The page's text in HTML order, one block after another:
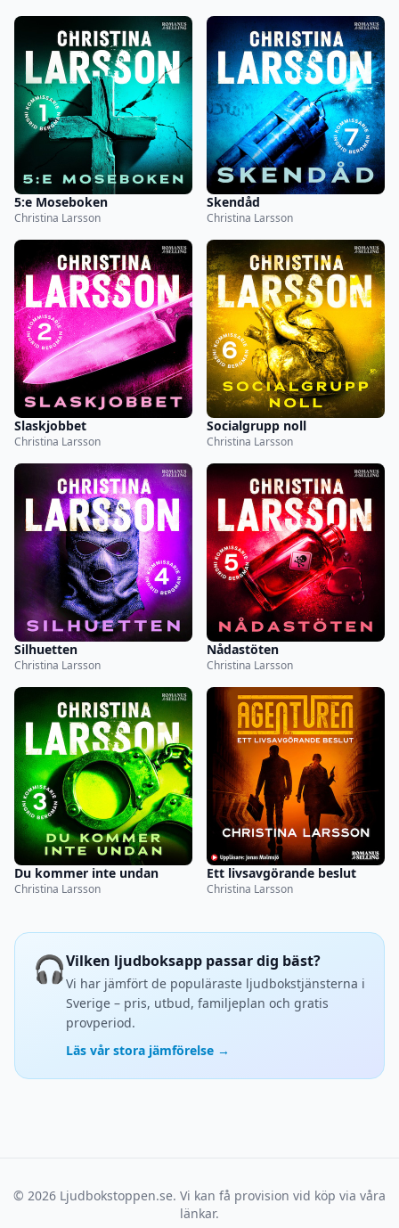
5:e Moseboken
Christina Larsson
Skendåd
Christina Larsson
Slaskjobbet
Christina Larsson
Socialgrupp noll
Christina Larsson
Silhuetten
Christina Larsson
Nådastöten
Christina Larsson
Du kommer inte undan
Christina Larsson
Ett livsavgörande beslut
Christina Larsson
🎧Vilken ljudboksapp passar dig bäst?
Vi har jämfört de populäraste ljudbokstjänsterna i
Sverige – pris, utbud, familjeplan och gratis
provperiod.
Läs vår stora jämförelse →
© 2026 Ljudbokstoppen.se. Vi kan få provision vid köp via våra
länkar.